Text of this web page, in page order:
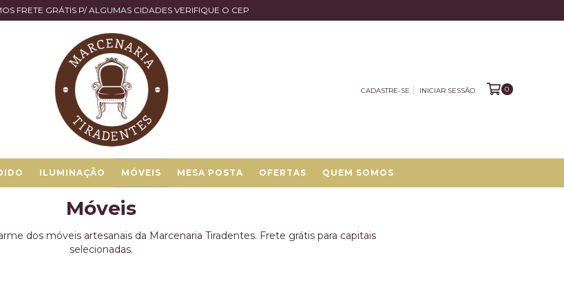
FRETE GRÁTIS P/ ALGUMAS CIDADES VERIFIQUE O CEP
CADASTRE-SE INICIAR SESSÃO 0
ILUMINAÇÃO MÓVEIS MESA POSTA OFERTAS QUEM SOMOS
Móveis
dos móveis artesanais da Marcenaria Tiradentes. Frete grátis para capitais
selecionadas.